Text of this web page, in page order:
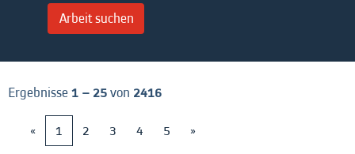
Ergebnisse1 – 25von 2416
«
1 2 3 4 5 »